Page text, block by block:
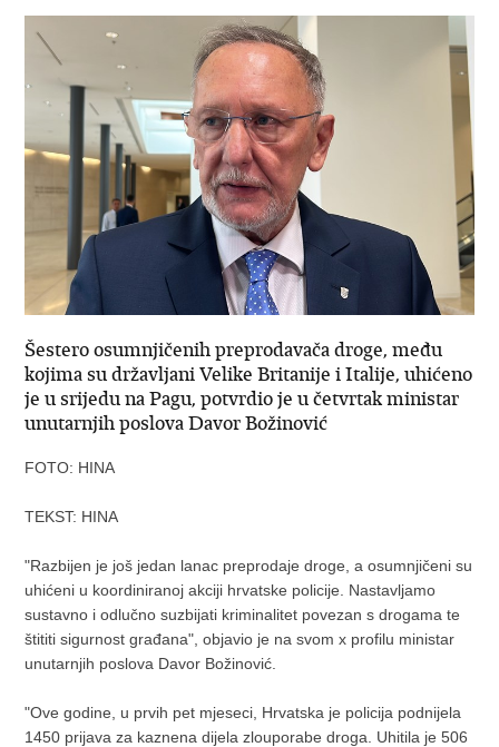
Šestero osumnjičenih preprodavača droge, među
kojima su državljani Velike Britanije i Italije, uhićeno
je u srijedu na Pagu, potvrdio je u četvrtak ministar
unutarnjih poslova Davor Božinović
FOTO: HINA
TEKST: HINA
"Razbijen je još jedan lanac preprodaje droge, a osumnjičeni su
uhićeni u koordiniranoj akciji hrvatske policije. Nastavljamo
sustavno i odlučno suzbijati kriminalitet povezan s drogama te
štititi sigurnost građana", objavio je na svom x profilu ministar
unutarnjih poslova Davor Božinović.
"Ove godine, u prvih pet mjeseci, Hrvatska je policija podnijela
1450 prijava za kaznena dijela zlouporabe droga. Uhitila je 506